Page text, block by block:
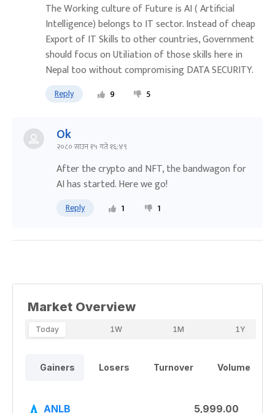
The Working culture of Future is AI ( Artificial
Intelligence) belongs to IT sector. Instead of cheap
Export of IT Skills to other countries, Government
should focus on Utiliation of those skills here in
Nepal too without compromising DATA SECURITY.
Reply 9 5
Ok
२०८० साउन १५ गते १६:४९
After the crypto and NFT, the bandwagon for
AI has started. Here we go!
Reply 1 1